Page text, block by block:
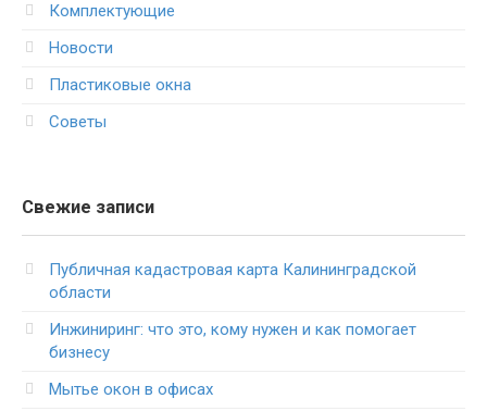
Комплектующие
Новости
Пластиковые окна
Советы
Свежие записи
Публичная кадастровая карта Калининградской
области
Инжиниринг: что это, кому нужен и как помогает
бизнесу
Мытье окон в офисах